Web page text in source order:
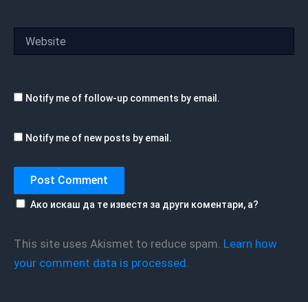
Notify me of follow-up comments by email.
Notify me of new posts by email.
Ако искаш да те известя за други коментари, а?
This site uses Akismet to reduce spam. Learn how
your comment data is processed.